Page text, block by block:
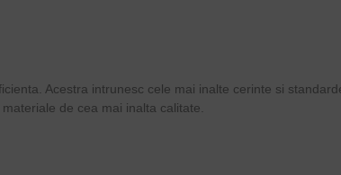
Acestra intrunesc cele mai inalte cerinte si
de cea mai inalta calitate.